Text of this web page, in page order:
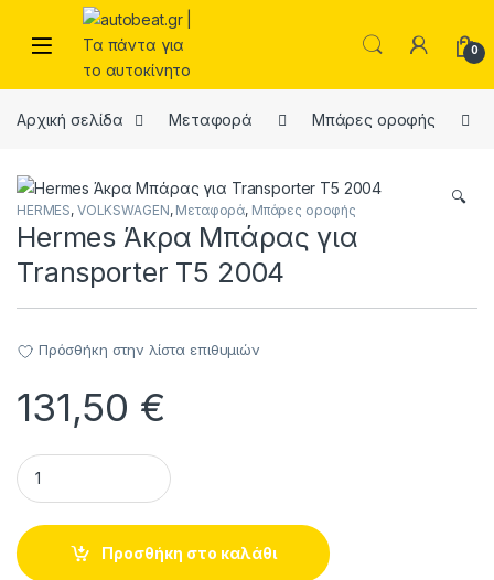
Skip to navigation
Skip to content
Open 0
Αρχική σελίδα Μεταφορά Μπάρες οροφής
🔍
HERMES, VOLKSWAGEN, Μεταφορά, Μπάρες οροφής
Hermes Άκρα Μπάρας για
Transporter T5 2004
Πρόσθήκη στην λίστα επιθυμιών
131,50 €
Hermes Άκρα Μπάρας για Transporter T5 2004 quantity
Προσθήκη στο καλάθι